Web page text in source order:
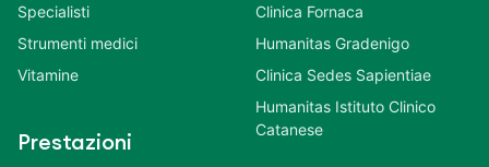
Specialisti
Strumenti medici
Vitamine
Prestazioni
Clinica Fornaca
Humanitas Gradenigo
Clinica Sedes Sapientiae
Humanitas Istituto Clinico
Catanese